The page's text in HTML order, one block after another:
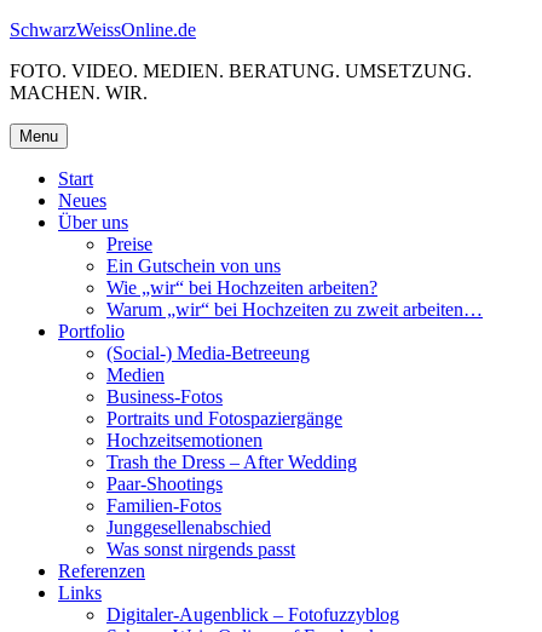
Skip
content
SchwarzWeissOnline.de
FOTO. VIDEO. MEDIEN. BERATUNG. UMSETZUNG.
MACHEN. WIR.
Menu
Start
Neues
Über uns
Preise
Ein Gutschein von uns
Wie „wir“ bei Hochzeiten arbeiten?
Warum „wir“ bei Hochzeiten zu zweit arbeiten…
Portfolio
(Social-) Media-Betreeung
Medien
Business-Fotos
Portraits und Fotospaziergänge
Hochzeitsemotionen
Trash the Dress – After Wedding
Paar-Shootings
Familien-Fotos
Junggesellenabschied
Was sonst nirgends passt
Referenzen
Links
Digitaler-Augenblick – Fotofuzzyblog